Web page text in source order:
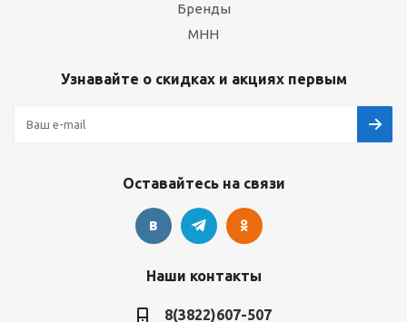
Бренды
МНН
Узнавайте о скидках и акциях первым
Оставайтесь на связи
Наши контакты
8(3822)607-507